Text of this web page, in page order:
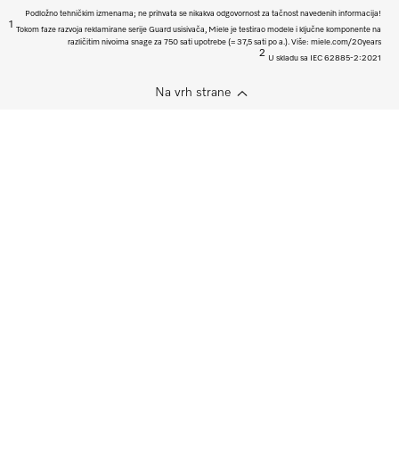
Podložno tehničkim izmenama; ne prihvata se nikakva odgovornost za tačnost navedenih informacija!
1
Tokom faze razvoja reklamirane serije Guard usisivača, Miele je testirao modele i ključne komponente na
različitim nivoima snage za 750 sati upotrebe (= 37,5 sati po a.). Više: miele.com/20years
2
U skladu sa IEC 62885-2:2021
Na vrh strane